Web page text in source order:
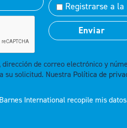
Registrarse a
de correo electrónico y
su solicitud. Nuestra Política de
International recopile mis